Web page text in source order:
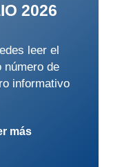
2026
leer el
número de
informativo
más